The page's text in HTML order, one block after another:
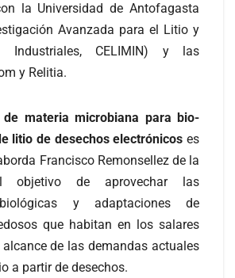
la Universidad de Antofagasta
Avanzada para el Litio y
Industriales, CELIMIN) y las
y Relitia.
de materia microbiana para bio-
litio de desechos electrónicos es
Francisco Remonsellez de la
objetivo de aprovechar las
y adaptaciones de
que habitan en los salares
de las demandas actuales
a partir de desechos.